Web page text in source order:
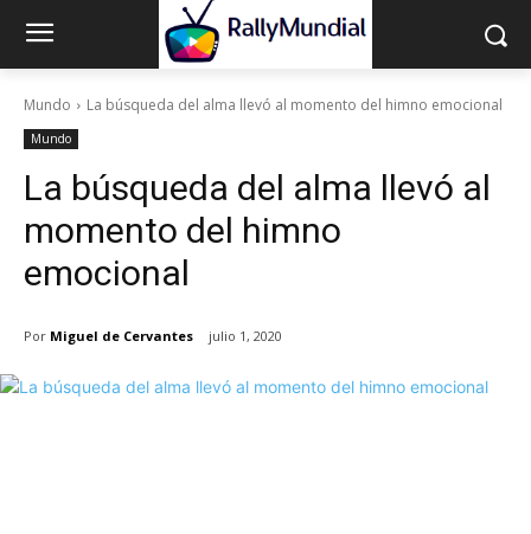
Mundo La búsqueda del alma llevó al momento del himno emocional
Mundo
La búsqueda del alma llevó al
momento del himno
emocional
Por Miguel de Cervantes julio 1, 2020